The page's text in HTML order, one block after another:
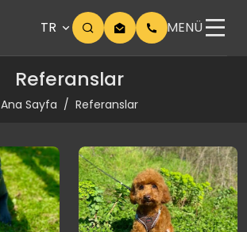
TR MENÜ
Referanslar
Ana Sayfa Referanslar